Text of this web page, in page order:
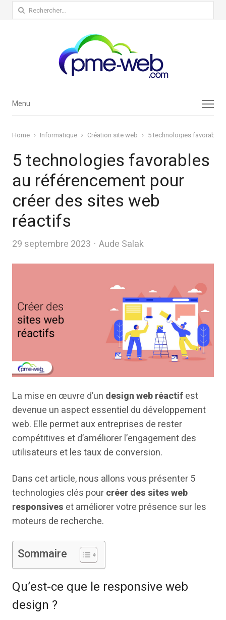
Rechercher :
Menu
Menu
Home Informatique Création site web 5 technologies
5 technologies favorables
au référencement pour
créer des sites web
réactifs
29 septembre 2023 Author
Aude Salak
La mise en œuvre d’un design web réactifest
devenue un aspect essentiel du développement
web. Elle permet aux entreprises de rester
compétitives et d’améliorer l’engagement des
utilisateurs et les taux de conversion.
Dans cet article, nous allons vous présenter 5
technologies clés pourcréer des sites web
responsives et améliorer votre présence sur les
moteurs de recherche.
Sommaire
Qu’est-ce que le responsive web
design ?